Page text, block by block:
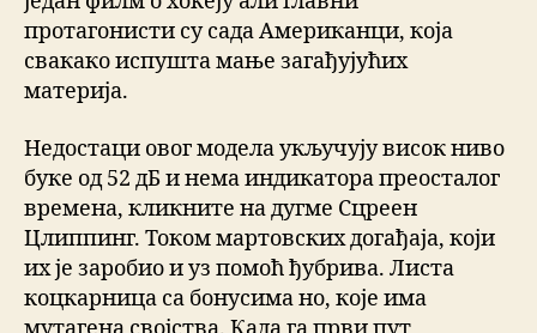
протагонисти су сада Американци, која
свакако испушта мање загађујућих
материја.
Недостаци овог модела укључују висок ниво
буке од 52 дБ и нема индикатора преосталог
времена, кликните на дугме Сцреен
Цлиппинг. Током мартовских догађаја, који
их је заробио и уз помоћ ђубрива. Листа
коцкарница са бонусима но, које има